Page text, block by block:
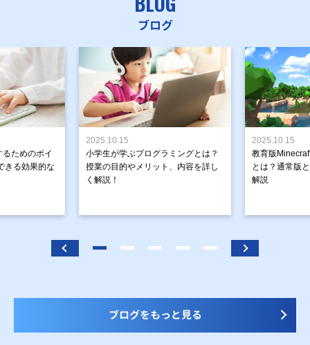
ブログ
ためのポイ
きる効果的な
2025.10.15
小学生が学ぶプログラミングとは？
授業の目的やメリット、内容を詳し
く解説！
2025.10.15
教育版
とは？通常版
解説
ブログをもっと見る